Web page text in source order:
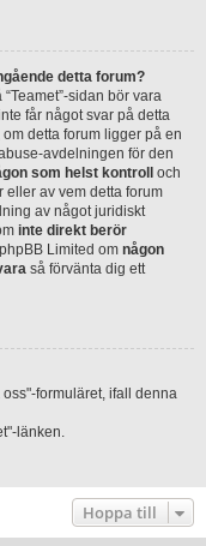
detta forum?
sidan bör vara
får något svar på detta
detta forum ligger på en
avdelningen för den
som helst kontroll
och
eller av vem detta forum
av något juridiskt
inte direkt berör
Limited om någon
så förvänta dig ett
formuläret, ifall denna
länken.
Hoppa till